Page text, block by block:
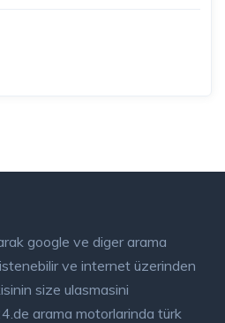
google ve diger arama
ve internet üzerinden
size ulasmasini
arama motorlarinda türk